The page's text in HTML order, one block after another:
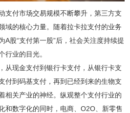
支付市场交易规模不断攀升，第三方支
域的核心力量。随着拉卡拉支付的业务
A股“支付第一股”后，社会关注度持续提
行业的目光。
从现金支付到银行卡支付，从银行卡支
付到码基支付，再到已经到来的生物支
相关产业的神经。纵观整个支付行业的
和数字化的同时，电商、O2O、新零售